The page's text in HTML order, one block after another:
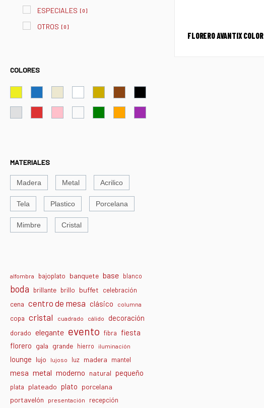
ESPECIALES [0]
OTROS [0]
COLORES
MATERIALES
Madera Metal Acrilico
Tela Plastico Porcelana
Mimbre Cristal
alfombra bajoplato banquete base blanco
boda brillante brillo buffet celebración
cena centro de mesa clásico columna
copa cristal cuadrado cálido decoración
dorado elegante evento fibra fiesta
florero gala grande hierro iluminación
lounge lujo lujoso luz madera mantel
mesa metal moderno natural pequeño
plata plateado plato porcelana
portavelón
presentación recepción
FLORERO AVANTIX COLOR